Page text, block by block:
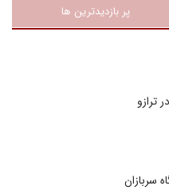
پر بازدیدترین ها
ترازو
سربازان